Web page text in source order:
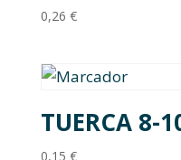
0,26 €
TUERCA 8-
0,15 €